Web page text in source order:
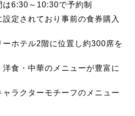
は6:30～10:30で予約制
定されており事前の食券購入
ーホテル2階に位置し約300席を
食・中華のメニューが豊富に
ラクターモチーフのメニュー